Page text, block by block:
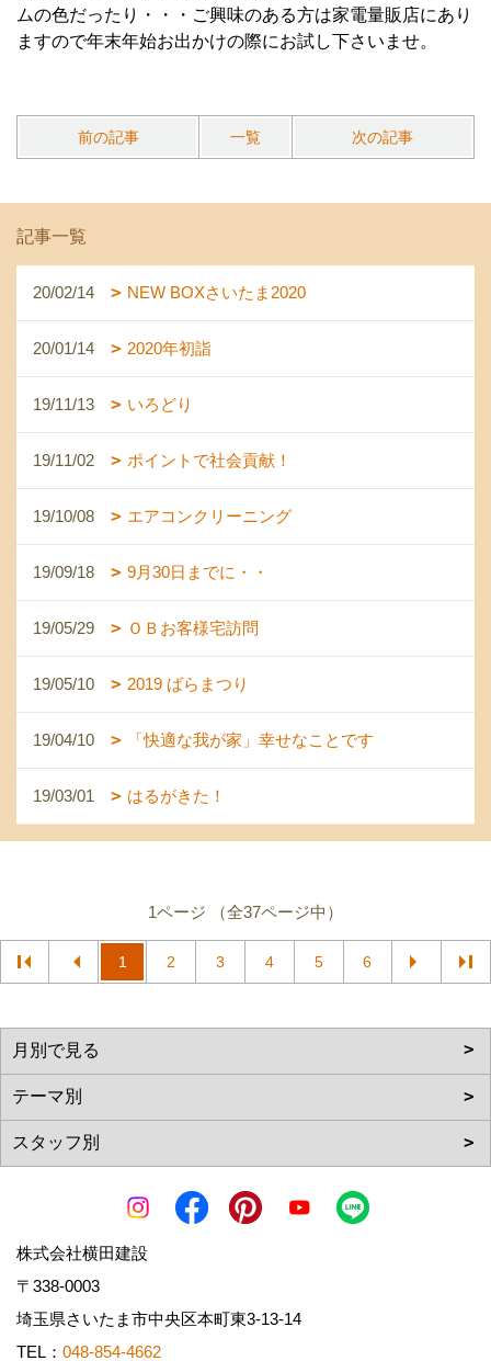
ムの色だったり・・・ご興味のある方は家電量販店にあり
ますので年末年始お出かけの際にお試し下さいませ。
前の記事 一覧 次の記事
記事一覧
20/02/14 NEW BOXさいたま2020
20/01/14 2020年初詣
19/11/13 いろどり
19/11/02 ポイントで社会貢献！
19/10/08 エアコンクリーニング
19/09/18 9月30日までに・・
19/05/29 ＯＢお客様宅訪問
19/05/10 2019 ばらまつり
19/04/10 「快適な我が家」幸せなことです
19/03/01 はるがきた！
1ページ （全37ページ中）
1 2 3 4 5 6
株式会社横田建設
〒338-0003
埼玉県さいたま市中央区本町東3-13-14
TEL： 048-854-4662